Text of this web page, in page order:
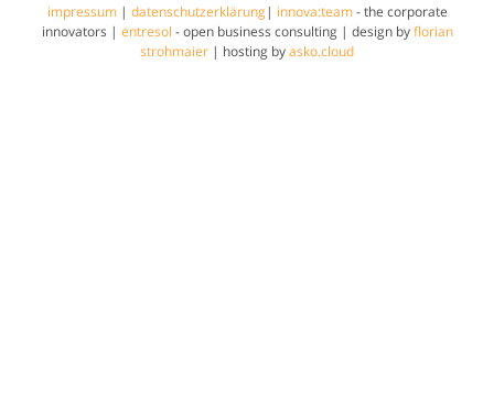
impressum| datenschutzerklärung | innova:team- the corporate
innovators | entresol - open business consulting | design byflorian
strohmaier | hosting byasko.cloud